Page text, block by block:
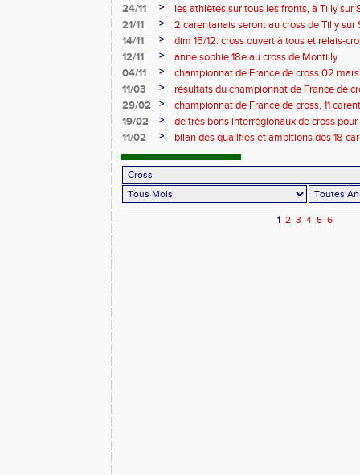
24/11
>
les athlètes sur tous les fronts, à Tilly sur
St Berthevin (53)
21/11 >
2 carentanais seront au cross de Tilly sur
modifiées
14/11 >
dim 15/12: cross ouvert à tous et relais-
l'AMC
12/11 >
anne sophie 18e au cross de Montilly
04/11
>
championnat de France de cross 02
logés !!
11/03 >
résultats du championnat de France de
eloise !
29/02 >
championnat de France de cross, 11
qualifiés: infos et organisation
19/02 >
de très bons interrégionaux de cross
avec 9 qualifiés au National !! et le
11/02 >
bilan des qualifiés et ambitions des 18
1 2 3 4 5 6